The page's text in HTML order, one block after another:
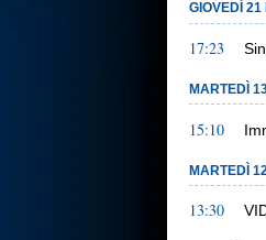
GIOVEDÌ
17:23
MARTEDÌ
15:10
MARTEDÌ
13:30